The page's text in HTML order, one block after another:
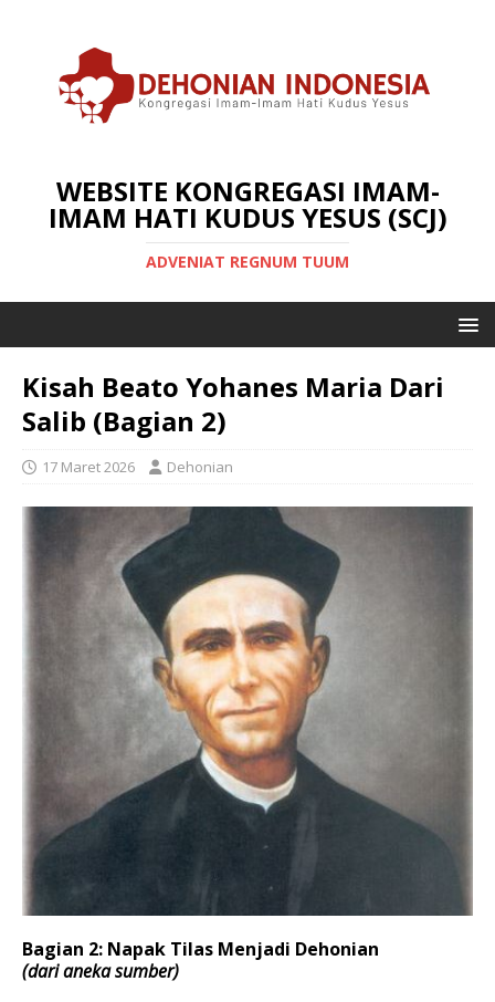
WEBSITE KONGREGASI IMAM-
IMAM HATI KUDUS YESUS (SCJ)
ADVENIAT REGNUM TUUM
Kisah Beato Yohanes Maria Dari
Salib (Bagian 2)
17 Maret 2026 Dehonian
Bagian 2: Napak Tilas Menjadi Dehonian
(dari aneka sumber)